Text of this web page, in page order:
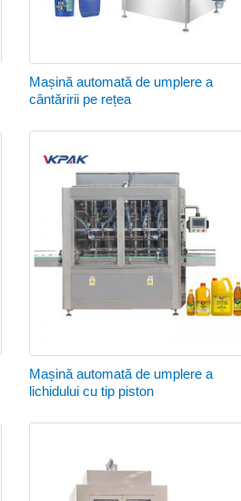
Mașină automată de umplere a
cântăririi pe rețea
Mașină automată de umplere a
lichidului cu tip piston